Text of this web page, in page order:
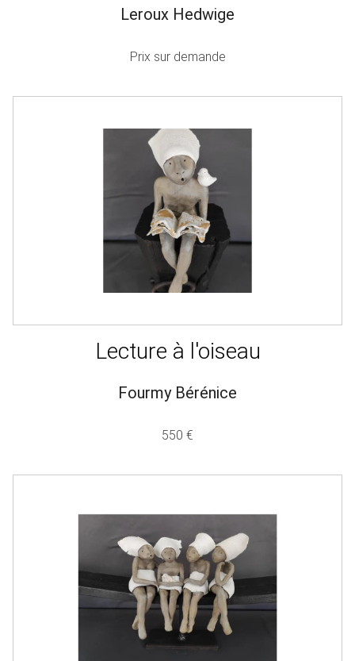
Leroux Hedwige
Prix sur demande
Lecture à l'oiseau
Fourmy Bérénice
550 €